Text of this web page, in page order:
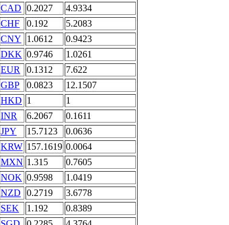
CAD 0.2027
4.9334
CHF
0.192
5.2083
CNY
1.0612
0.9423
DKK 0.9746
1.0261
EUR
0.1312
7.622
GBP
0.0823
12.1507
HKD 1
1
INR
6.2067
0.1611
JPY
15.7123
0.0636
KRW 157.1619 0.0064
MXN 1.315
0.7605
NOK 0.9598
1.0419
NZD
0.2719
3.6778
SEK
1.192
0.8389